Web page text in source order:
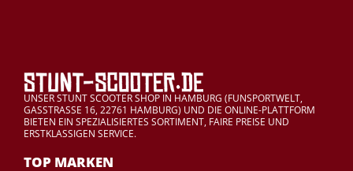
UNSER STUNT SCOOTER SHOP IN HAMBURG (FUNSPORTWELT,
GASSTRASSE 16, 22761 HAMBURG) UND DIE ONLINE-PLATTFORM
BIETEN EIN SPEZIALISIERTES SORTIMENT, FAIRE PREISE UND
ERSTKLASSIGEN SERVICE.
TOP MARKEN